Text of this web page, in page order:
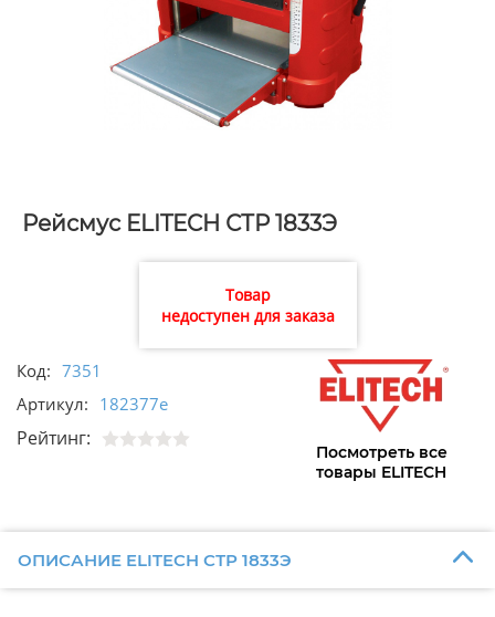
Рейсмус ELITECH СТР 1833Э
Товар
недоступен для заказа
Код: 7351
Артикул: 182377e
Рейтинг:
Посмотреть все
товары ELITECH
ОПИСАНИЕ ELITECH СТР 1833Э